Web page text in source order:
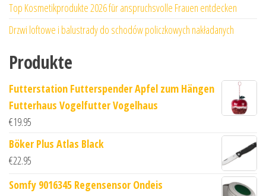
Top Kosmetikprodukte 2026 für anspruchsvolle Frauen entdecken
Drzwi loftowe i balustrady do schodów policzkowych nakładanych
Produkte
Futterstation Futterspender Apfel zum Hängen
Futterhaus Vogelfutter Vogelhaus
€19.95
Böker Plus Atlas Black
€22.95
Somfy 9016345 Regensensor Ondeis